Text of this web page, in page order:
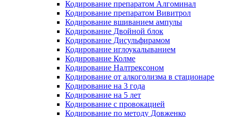
Кодирование препаратом Алгоминал
Кодирование препаратом Вивитрол
Кодирование вшиванием ампулы
Кодирование Двойной блок
Кодирование Дисульфирамом
Кодирование иглоукалыванием
Кодирование Колме
Кодирование Налтрексоном
Кодирование от алкоголизма в стационаре
Кодирование на 3 года
Кодирование на 5 лет
Кодирование с провокацией
Кодирование по методу Довженко